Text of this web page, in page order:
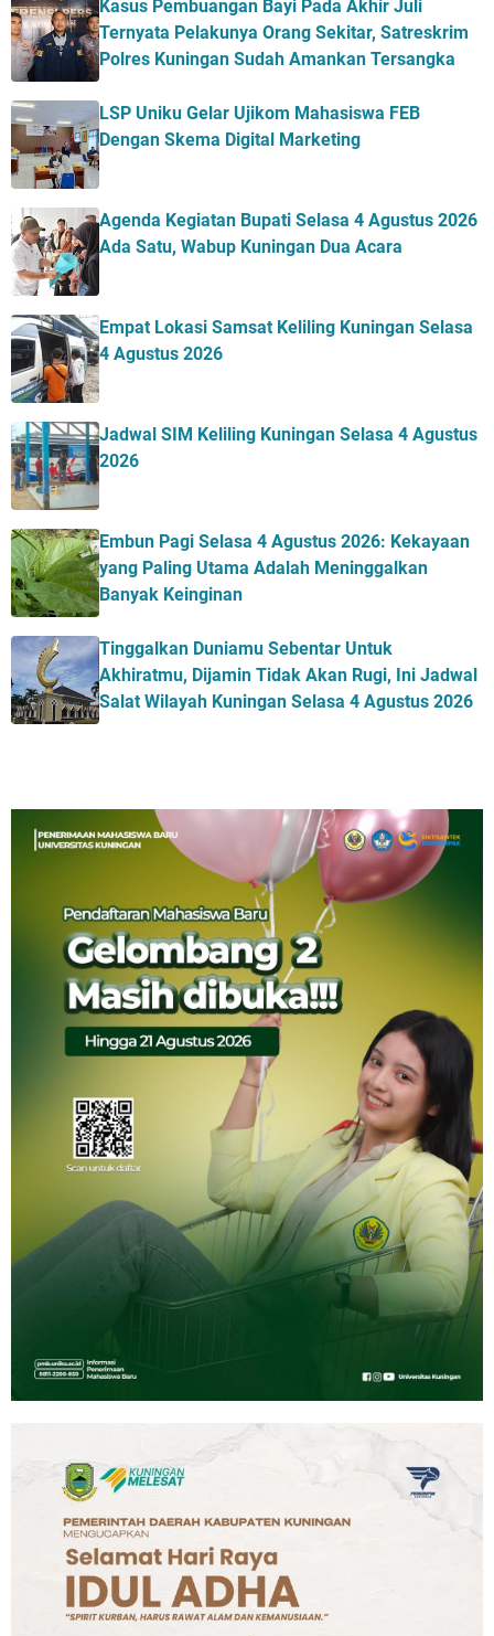
Kasus Pembuangan Bayi Pada Akhir Juli
Ternyata Pelakunya Orang Sekitar, Satreskrim
Polres Kuningan Sudah Amankan Tersangka
LSP Uniku Gelar Ujikom Mahasiswa FEB
Dengan Skema Digital Marketing
Agenda Kegiatan Bupati Selasa 4 Agustus 2026
Ada Satu, Wabup Kuningan Dua Acara
Empat Lokasi Samsat Keliling Kuningan Selasa
4 Agustus 2026
Jadwal SIM Keliling Kuningan Selasa 4 Agustus
2026
Embun Pagi Selasa 4 Agustus 2026: Kekayaan
yang Paling Utama Adalah Meninggalkan
Banyak Keinginan
Tinggalkan Duniamu Sebentar Untuk
Akhiratmu, Dijamin Tidak Akan Rugi, Ini Jadwal
Salat Wilayah Kuningan Selasa 4 Agustus 2026